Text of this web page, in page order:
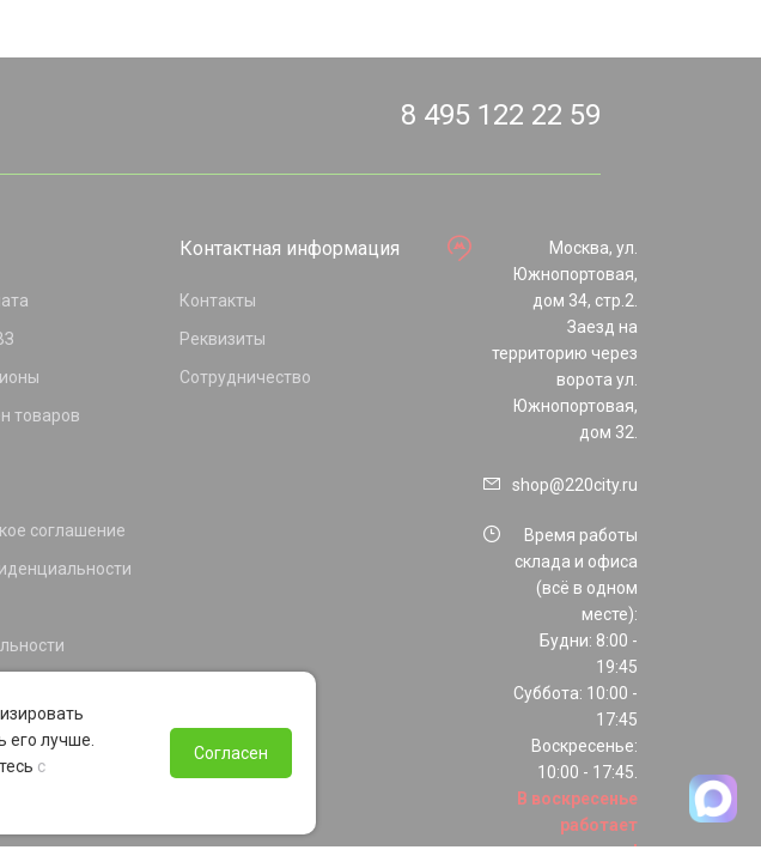
8 495 122 22 59
товаров
соглашение
Контактная информация
Контакты
Реквизиты
Сотрудничество
Москва, ул.
Южнопортовая,
дом 34, стр.2.
Заезд на
территорию через
ворота ул.
Южнопортовая,
дом 32.
shop@220city.ru
Время работы
склада и офиса
(всё в одном
месте):
Будни: 8:00 -
19:45
Суббота: 10:00 -
17:45
Воскресенье:
10:00 - 17:45.
В воскресенье
работает
только шоурум!
его лучше.
с
Согласен